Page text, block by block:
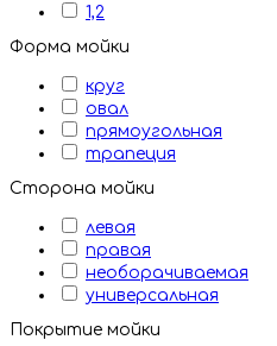
1,2
Форма мойки
круг
овал
прямоугольная
трапеция
Сторона мойки
левая
правая
необорачиваемая
универсальная
Покрытие мойки